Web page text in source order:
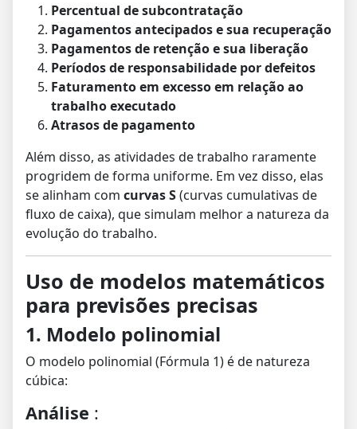
Percentual de subcontratação
Pagamentos antecipados e sua recuperação
Pagamentos de retenção e sua liberação
Períodos de responsabilidade por defeitos
Faturamento em excesso em relação ao
trabalho executado
Atrasos de pagamento
Além disso, as atividades de trabalho raramente
progridem de forma uniforme. Em vez disso, elas
se alinham com curvas S(curvas cumulativas de
fluxo de caixa), que simulam melhor a natureza da
evolução do trabalho.
Uso de modelos matemáticos
para previsões precisas
1. Modelo polinomial
O modelo polinomial (Fórmula 1) é de natureza
cúbica:
Análise :